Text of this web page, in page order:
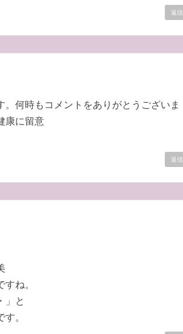
返信
何時もコメントをありがとうございま
康に留意
返信
ね。
」と
。